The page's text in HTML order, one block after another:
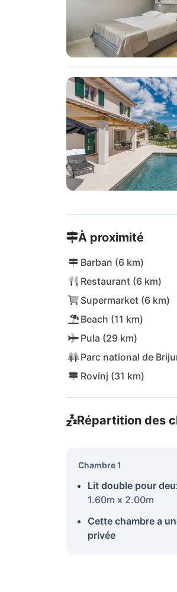
À proximité
Barban (6 km)
Restaurant (6 km)
Supermarket (6 km)
Beach (11 km)
Pula (29 km)
Parc national de
Rovinj (31 km)
Répartition des
Chambre 1
Lit double pour
1.60m x 2.00m
Cette chambre a
privée